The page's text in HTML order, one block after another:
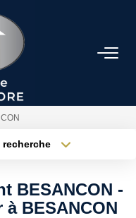
min
BESANCON -
BESANCON